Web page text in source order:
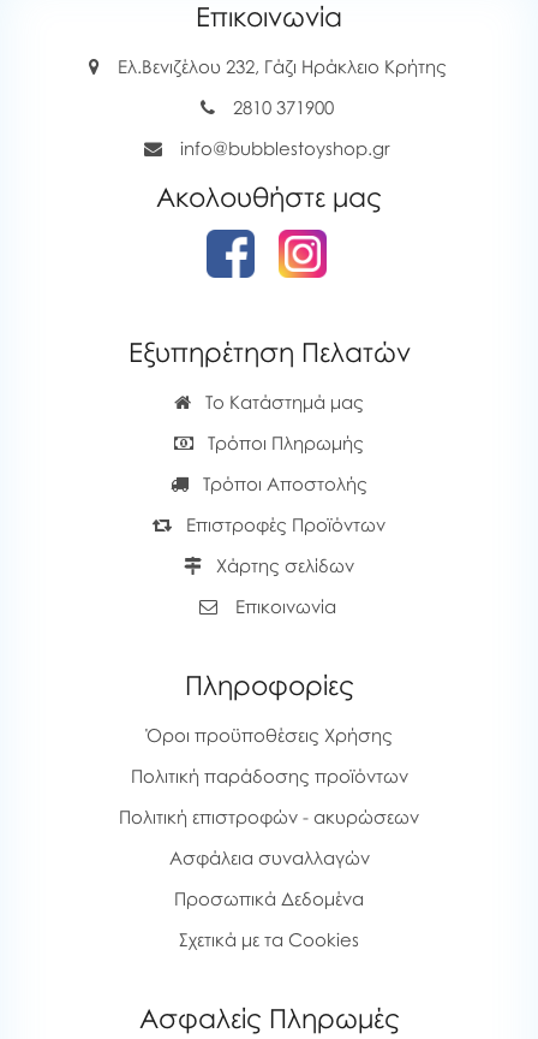
Επικοινωνία
Ελ.Βενιζέλου 232, Γάζι Ηράκλειο Κρήτης
2810 371900
info@bubblestoyshop.gr
Ακολουθήστε μας
Εξυπηρέτηση Πελατών
Το Κατάστημά μας
Τρόποι Πληρωμής
Τρόποι Αποστολής
Επιστροφές Προϊόντων
Χάρτης σελίδων
Επικοινωνία
Πληροφορίες
Όροι προϋποθέσεις Χρήσης
Πολιτική παράδοσης προϊόντων
Πολιτική επιστροφών - ακυρώσεων
Ασφάλεια συναλλαγών
Προσωπικά Δεδομένα
Σχετικά με τα Cookies
Ασφαλείς Πληρωμές